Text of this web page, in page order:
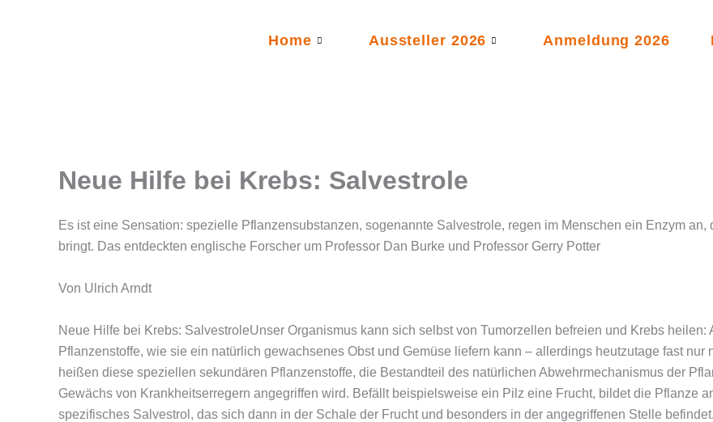
Home Aussteller 2026 Anmeldung 2026
Neue Hilfe bei Krebs: Salvestrole
Es ist eine Sensation: spezielle Pflanzensubstanzen, sogenannte Salvestrole, regen im Menschen ein Enzym
bringt. Das entdeckten englische Forscher um Professor Dan Burke und Professor Gerry Potter
Von Ulrich Arndt
Neue Hilfe bei Krebs: SalvestroleUnser Organismus kann sich selbst von Tumorzellen befreien und Krebs
Pflanzenstoffe, wie sie ein natürlich gewachsenes Obst und Gemüse liefern kann – allerdings heutzutage fast
heißen diese speziellen sekundären Pflanzenstoffe, die Bestandteil des natürlichen Abwehrmechanismus der
Gewächs von Krankheitserregern angegriffen wird. Befällt beispielsweise ein Pilz eine Frucht, bildet die Pflanze
spezifisches Salvestrol, das sich dann in der Schale der Frucht und besonders in der angegriffenen Stelle